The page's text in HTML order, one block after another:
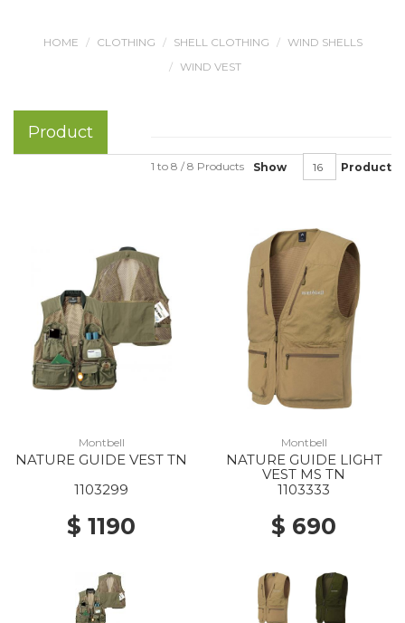
HOME CLOTHING SHELL CLOTHING
WIND SHELLS
WIND VEST
Product
Show Product
1 to 8 / 8 Products
Montbell
NATURE GUIDE VEST TN
1103299
$ 1190
Montbell
NATURE GUIDE LIGHT
VEST MS TN
1103333
$ 690